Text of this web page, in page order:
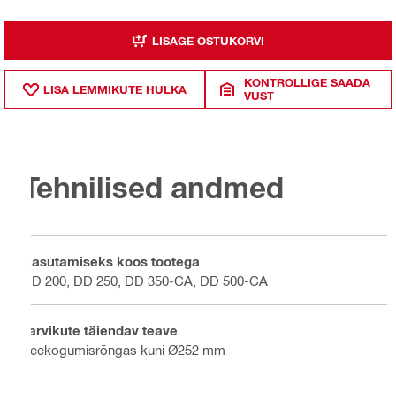
LISAGE OSTUKORVI
LISA LEMMIKUTE HULKA
KONTROLLIGE SAADA
VUST
Tehnilised andmed
Kasutamiseks koos tootega
DD 200, DD 250, DD 350-CA, DD 500-CA
Tarvikute täiendav teave
Veekogumisrõngas kuni Ø252 mm